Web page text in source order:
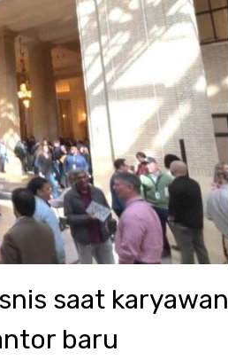
saat karyawan
baru